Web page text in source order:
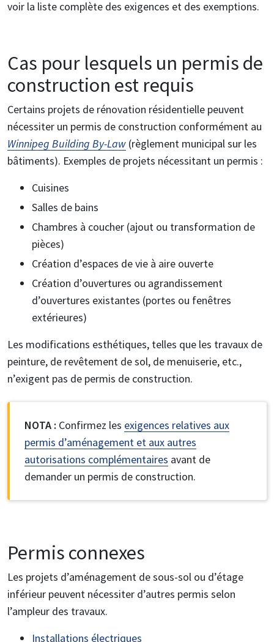
voir la liste complète des exigences et des exemptions.
Cas pour lesquels un permis de
construction est requis
Certains projets de rénovation résidentielle peuvent
nécessiter un permis de construction conformément au
Winnipeg Building By-Law (règlement municipal sur les
bâtiments). Exemples de projets nécessitant un permis :
Cuisines
Salles de bains
Chambres à coucher (ajout ou transformation de
pièces)
Création d’espaces de vie à aire ouverte
Création d’ouvertures ou agrandissement
d’ouvertures existantes (portes ou fenêtres
extérieures)
Les modifications esthétiques, telles que les travaux de
peinture, de revêtement de sol, de menuiserie, etc.,
n’exigent pas de permis de construction.
NOTA : Confirmez les exigences relatives aux
permis d’aménagement et aux autres
autorisations complémentaires avant de
demander un permis de construction.
Permis connexes
Les projets d’aménagement de sous-sol ou d’étage
inférieur peuvent nécessiter d’autres permis selon
l’ampleur des travaux.
Installations électriques